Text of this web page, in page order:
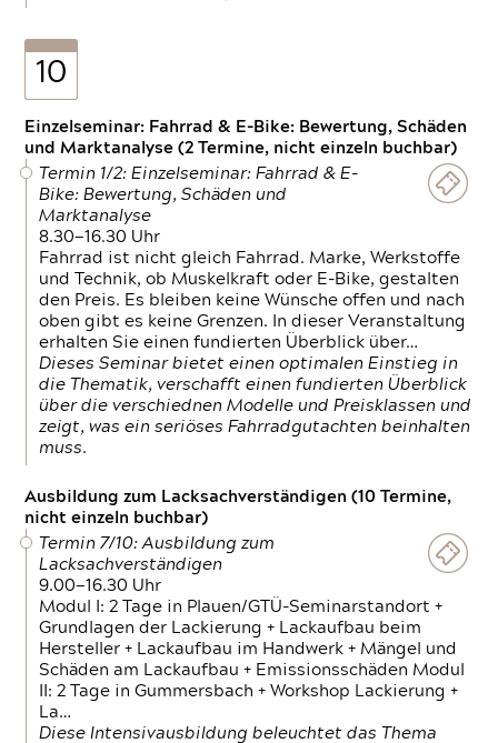
10
Einzelseminar: Fahrrad & E-Bike: Bewertung, Schäden
und Marktanalyse (2 Termine, nicht einzeln buchbar)
Termin 1/2: Einzelseminar: Fahrrad & E-
Bike: Bewertung, Schäden und
Marktanalyse
8.30—16.30 Uhr
Fahrrad ist nicht gleich Fahrrad. Marke, Werkstoffe
und Technik, ob Muskelkraft oder E-Bike, gestalten
den Preis. Es bleiben keine Wünsche offen und nach
oben gibt es keine Grenzen. In dieser Veranstaltung
erhalten Sie einen fundierten Überblick über…
Dieses Seminar bietet einen optimalen Einstieg in
die Thematik, verschafft einen fundierten Überblick
über die verschiednen Modelle und Preisklassen und
zeigt, was ein seriöses Fahrradgutachten beinhalten
muss.
Ausbildung zum Lacksachverständigen (10 Termine,
nicht einzeln buchbar)
Termin 7/10: Ausbildung zum
Lacksachverständigen
9.00—16.30 Uhr
Modul I: 2 Tage in Plauen/GTÜ-Seminarstandort +
Grundlagen der Lackierung + Lackaufbau beim
Hersteller + Lackaufbau im Handwerk + Mängel und
Schäden am Lackaufbau + Emissionsschäden Modul
II: 2 Tage in Gummersbach + Workshop Lackierung +
La…
Diese Intensivausbildung beleuchtet das Thema